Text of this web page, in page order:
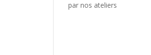
par nos ateliers